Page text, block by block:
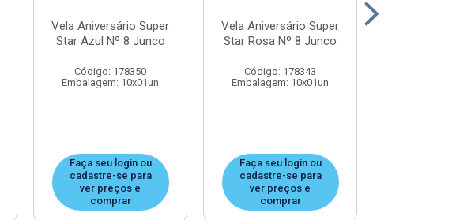
Vela Aniversário Super
Star Azul Nº 8 Junco
Código: 178350
Embalagem: 10x01un
Faça seu login ou
cadastre-se para
ver preços e
comprar
Vela Aniversário Super
Star Rosa Nº 8 Junco
Código: 178343
Embalagem: 10x01un
Faça seu login ou
cadastre-se para
ver preços e
comprar